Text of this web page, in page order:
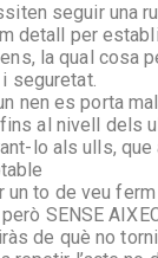
seguir una
detall per
la qual cosa
seguretat.
nen es porta
al nivell dels
lo als ulls,
un to de veu
SENSE
de què no